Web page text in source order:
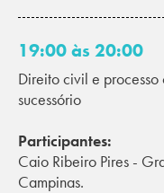
19:00 às 20:00
Direito civil e processo
sucessório
Participantes:
Caio Ribeiro Pires -
Campinas.